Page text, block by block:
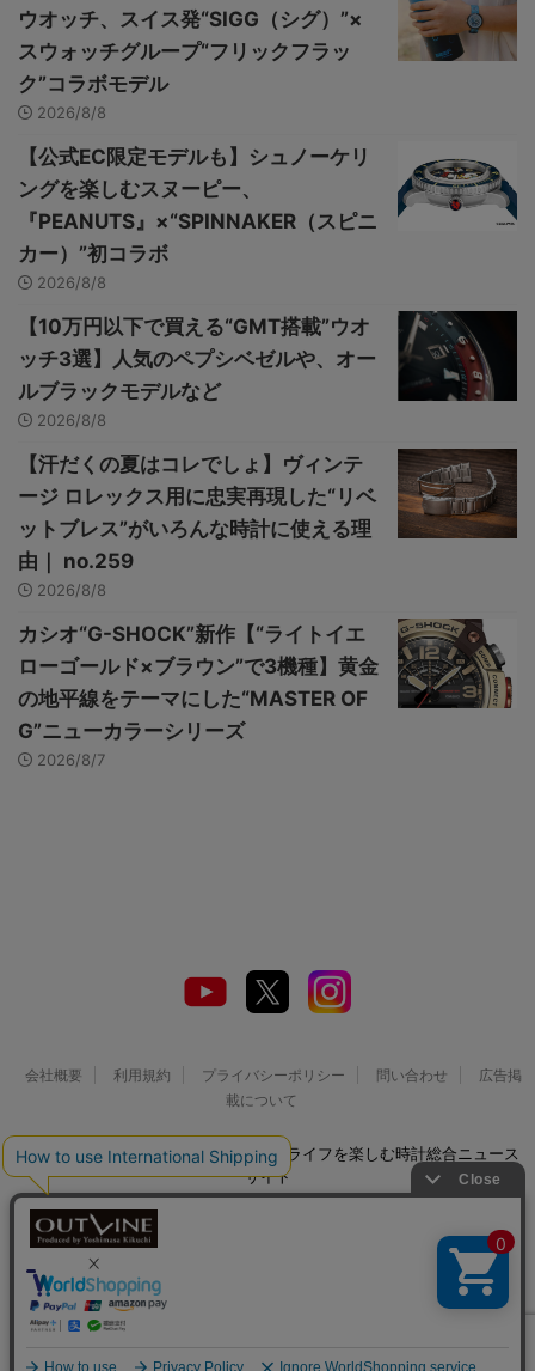
ウオッチ、スイス発“SIGG（シグ）”×
スウォッチグループ“フリックフラッ
ク”コラボモデル
2026/8/8
【公式EC限定モデルも】シュノーケリ
ングを楽しむスヌーピー、
『PEANUTS』×“SPINNAKER（スピニ
カー）”初コラボ
2026/8/8
【10万円以下で買える“GMT搭載”ウオ
ッチ3選】人気のペプシベゼルや、オー
ルブラックモデルなど
2026/8/8
【汗だくの夏はコレでしょ】ヴィンテ
ージ ロレックス用に忠実再現した“リベ
ットブレス”がいろんな時計に使える理
由｜ no.259
2026/8/8
カシオ“G-SHOCK”新作【“ライトイエ
ローゴールド×ブラウン”で3機種】黄金
の地平線をテーマにした“MASTER OF
G”ニューカラーシリーズ
2026/8/7
会社概要 利用規約 プライバシーポリシー 問い合わせ
広告掲
載について
© 2026 Watch LIFE NEWS｜ウオッチライフを楽しむ時計総合ニュース
サイト